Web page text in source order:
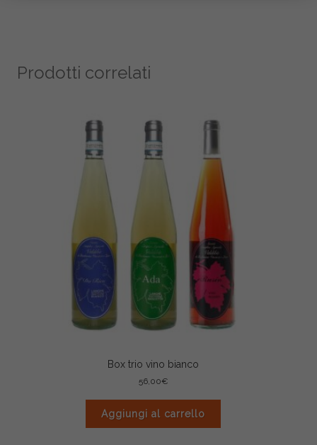
Prodotti correlati
Box trio vino bianco
56,00€
Aggiungi al carrello